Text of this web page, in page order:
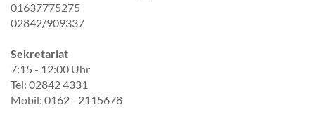
01637775275
02842/909337
Sekretariat
7:15 - 12:00 Uhr
Tel: 02842 4331
Mobil: 0162 - 2115678